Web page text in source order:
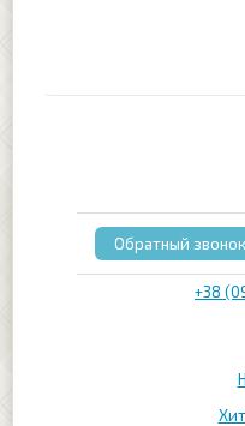
+38
Обратный звонок